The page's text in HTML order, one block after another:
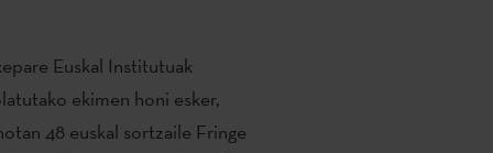
Euskal Institutuak
ekimen honi esker,
48 euskal sortzaile Fringe